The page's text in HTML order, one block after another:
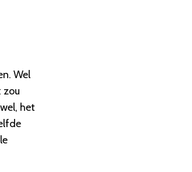
Wel
zou
het